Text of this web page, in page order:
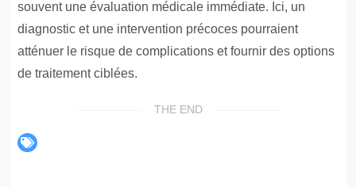
souvent une évaluation médicale immédiate. Ici, un
diagnostic et une intervention précoces pourraient
atténuer le risque de complications et fournir des options
de traitement ciblées.
THE END